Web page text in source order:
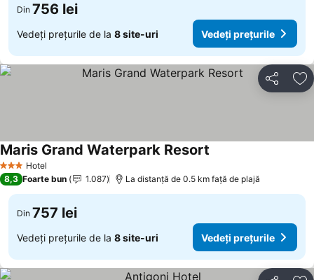
Din 756 lei
Vedeți prețurile de la 8 site-uri Vedeți prețurile
Distribuiți
3 SteleHotel
Maris Grand Waterpark Resort
8,3 Foarte bun 1.087 La distanță de 0.5 km față de plajă
Din 757 lei
Vedeți prețurile de la 8 site-uri Vedeți prețurile